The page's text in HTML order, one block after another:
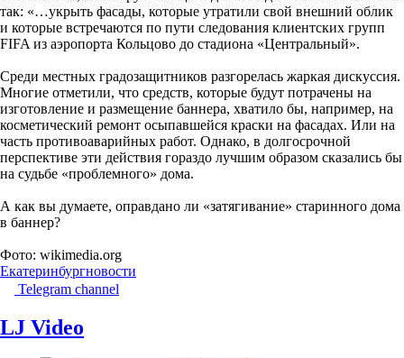
так: «…укрыть фасады, которые утратили свой внешний облик
и которые встречаются по пути следования клиентских групп
FIFA из аэропорта Кольцово до стадиона «Центральный».
Среди местных градозащитников разгорелась жаркая дискуссия.
Многие отметили, что средств, которые будут потрачены на
изготовление и размещение баннера, хватило бы, например, на
косметический ремонт осыпавшейся краски на фасадах. Или на
часть противоаварийных работ. Однако, в долгосрочной
перспективе эти действия гораздо лучшим образом сказались бы
на судьбе «проблемного» дома.
А как вы думаете, оправдано ли «затягивание» старинного дома
в баннер?
Фото: wikimedia.org
Екатеринбургновости
Telegram channel
LJ Video